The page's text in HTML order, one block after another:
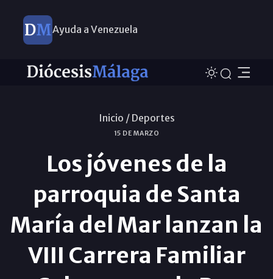
Ayuda a Venezuela
Inicio / Deportes
15 DE MARZO
Los jóvenes de la
parroquia de Santa
María del Mar lanzan la
VIII Carrera Familiar